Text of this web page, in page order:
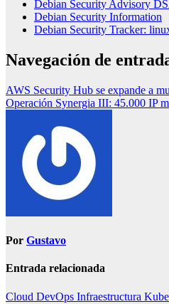
Debian Security Advisory
Debian Security Information
Debian Security Tracker:
Navegación de
AWS Security Hub se expande a
Operación Synergia III: 45.000 IP
Por Gustavo
Entrada relacionada
Cloud DevOps Infraestructura